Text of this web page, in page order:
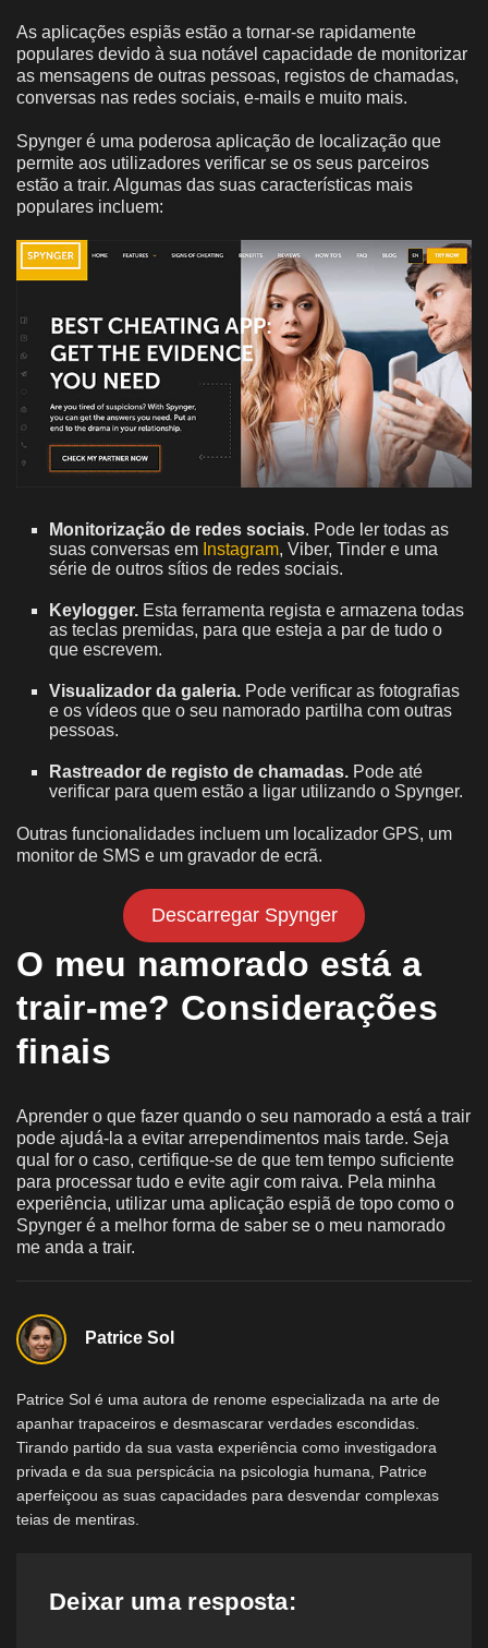
As aplicações espiãs estão a tornar-se rapidamente
populares devido à sua notável capacidade de monitorizar
as mensagens de outras pessoas, registos de chamadas,
conversas nas redes sociais, e-mails e muito mais.
Spynger é uma poderosa aplicação de localização que
permite aos utilizadores verificar se os seus parceiros
estão a trair. Algumas das suas características mais
populares incluem:
Monitorização de redes sociais. Pode ler todas as
suas conversas em Instagram, Viber, Tinder e uma
série de outros sítios de redes sociais.
Keylogger. Esta ferramenta regista e armazena todas
as teclas premidas, para que esteja a par de tudo o
que escrevem.
Visualizador da galeria. Pode verificar as fotografias
e os vídeos que o seu namorado partilha com outras
pessoas.
Rastreador de registo de chamadas. Pode até
verificar para quem estão a ligar utilizando o Spynger.
Outras funcionalidades incluem um localizador GPS, um
monitor de SMS e um gravador de ecrã.
Descarregar Spynger
O meu namorado está a
trair-me? Considerações
finais
Aprender o que fazer quando o seu namorado a está a trair
pode ajudá-la a evitar arrependimentos mais tarde. Seja
qual for o caso, certifique-se de que tem tempo suficiente
para processar tudo e evite agir com raiva. Pela minha
experiência, utilizar uma aplicação espiã de topo como o
Spynger é a melhor forma de saber se o meu namorado
me anda a trair.
Patrice Sol
Patrice Sol é uma autora de renome especializada na arte de
apanhar trapaceiros e desmascarar verdades escondidas.
Tirando partido da sua vasta experiência como investigadora
privada e da sua perspicácia na psicologia humana, Patrice
aperfeiçoou as suas capacidades para desvendar complexas
teias de mentiras.
Deixar uma resposta: